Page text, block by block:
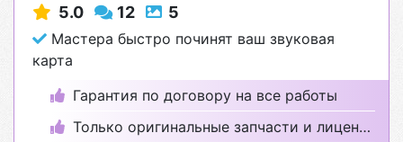
5.0 12 5
Мастера быстро починят ваш звуковая
карта
Гарантия по договору на все работы
Только оригинальные запчасти и лицензионные программы